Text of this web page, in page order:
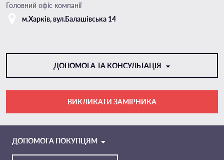
Головний офіс компанії
м.Харкiв, вул.Балашівська 14
ДОПОМОГА ТА КОНСУЛЬТАЦІЯ
TELEGRAM
ВИКЛИКАТИ ЗАМІРНИКА
ДОПОМОГА ПОКУПЦЯМ